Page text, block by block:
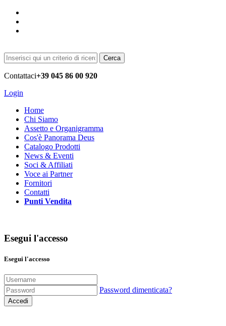
Cerca
Contattaci+39 045 86 00 920
Login
Home
Chi Siamo
Assetto e Organigramma
Cos'è Panorama Deus
Catalogo Prodotti
News & Eventi
Soci & Affiliati
Voce ai Partner
Fornitori
Contatti
Punti Vendita
Esegui l'accesso
Esegui l'accesso
Password dimenticata?
Accedi